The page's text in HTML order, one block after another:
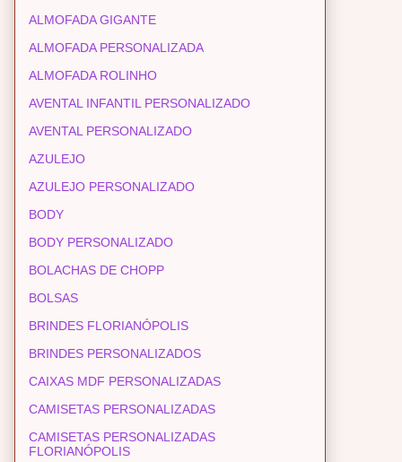
ALMOFADA GIGANTE
ALMOFADA PERSONALIZADA
ALMOFADA ROLINHO
AVENTAL INFANTIL PERSONALIZADO
AVENTAL PERSONALIZADO
AZULEJO
AZULEJO PERSONALIZADO
BODY
BODY PERSONALIZADO
BOLACHAS DE CHOPP
BOLSAS
BRINDES FLORIANÓPOLIS
BRINDES PERSONALIZADOS
CAIXAS MDF PERSONALIZADAS
CAMISETAS PERSONALIZADAS
CAMISETAS PERSONALIZADAS
FLORIANÓPOLIS